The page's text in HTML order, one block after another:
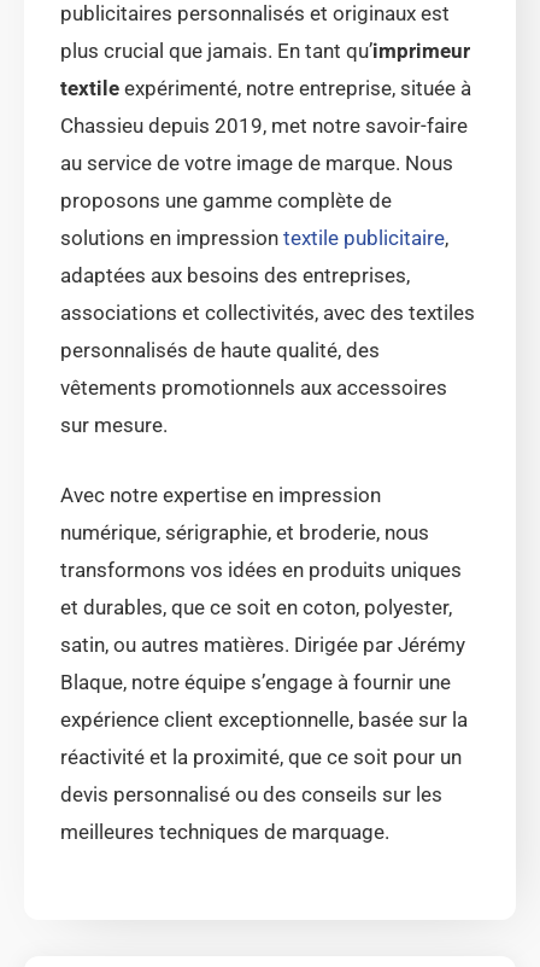
publicitaires personnalisés et originaux est
plus crucial que jamais. En tant qu’imprimeur
textile expérimenté, notre entreprise, située à
Chassieu depuis 2019, met notre savoir-faire
au service de votre image de marque. Nous
proposons une gamme complète de
solutions en impression textile publicitaire,
adaptées aux besoins des entreprises,
associations et collectivités, avec des textiles
personnalisés de haute qualité, des
vêtements promotionnels aux accessoires
sur mesure.
Avec notre expertise en impression
numérique, sérigraphie, et broderie, nous
transformons vos idées en produits uniques
et durables, que ce soit en coton, polyester,
satin, ou autres matières. Dirigée par Jérémy
Blaque, notre équipe s’engage à fournir une
expérience client exceptionnelle, basée sur la
réactivité et la proximité, que ce soit pour un
devis personnalisé ou des conseils sur les
meilleures techniques de marquage.